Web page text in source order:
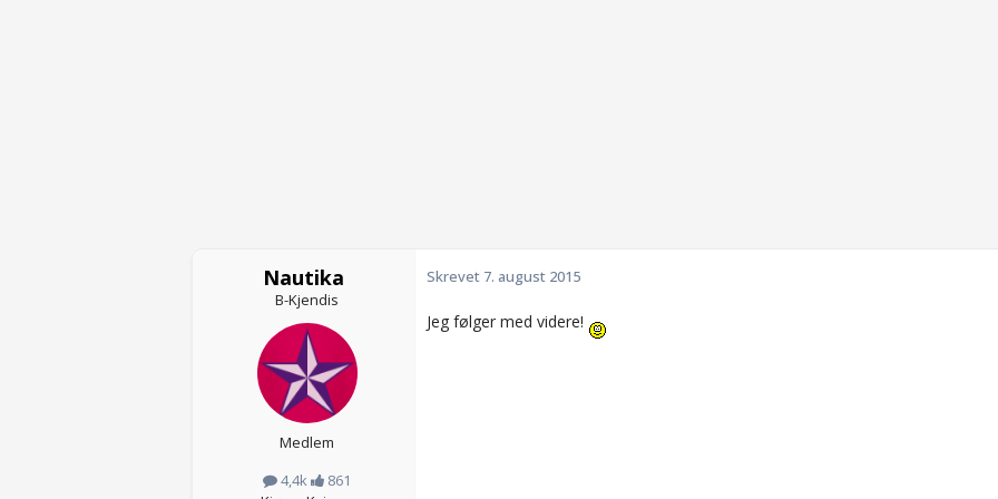
Nautika
B-Kjendis
Medlem
4,4k
861
Skrevet 7. august 2015
Jeg følger med videre!